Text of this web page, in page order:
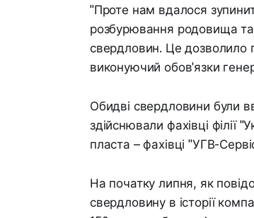
"Проте нам вдалося
розбурювання родовища та
свердловин. Це дозволило
виконуючий обов'язки
Обидві свердловини були
здійснювали фахівці філії
пласта – фахівці "УГВ-
На початку липня, як
свердловину в історії